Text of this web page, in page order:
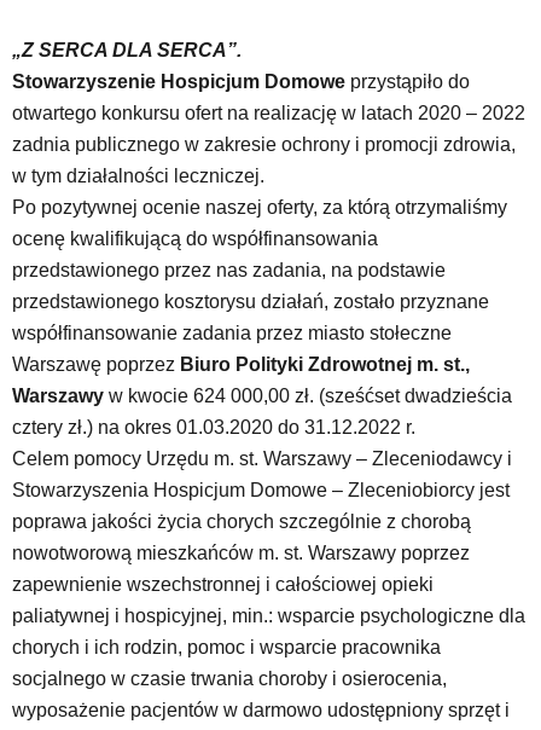
„Z SERCA DLA SERCA”.
Stowarzyszenie Hospicjum Domowe przystąpiło do
otwartego konkursu ofert na realizację w latach 2020 – 2022
zadnia publicznego w zakresie ochrony i promocji zdrowia,
w tym działalności leczniczej.
Po pozytywnej ocenie naszej oferty, za którą otrzymaliśmy
ocenę kwalifikującą do współfinansowania
przedstawionego przez nas zadania, na podstawie
przedstawionego kosztorysu działań, zostało przyznane
współfinansowanie zadania przez miasto stołeczne
Warszawę poprzez Biuro Polityki Zdrowotnej m. st.,
Warszawy w kwocie 624 000,00 zł. (sześćset dwadzieścia
cztery zł.) na okres 01.03.2020 do 31.12.2022 r.
Celem pomocy Urzędu m. st. Warszawy – Zleceniodawcy i
Stowarzyszenia Hospicjum Domowe – Zleceniobiorcy jest
poprawa jakości życia chorych szczególnie z chorobą
nowotworową mieszkańców m. st. Warszawy poprzez
zapewnienie wszechstronnej i całościowej opieki
paliatywnej i hospicyjnej, min.: wsparcie psychologiczne dla
chorych i ich rodzin, pomoc i wsparcie pracownika
socjalnego w czasie trwania choroby i osierocenia,
wyposażenie pacjentów w darmowo udostępniony sprzęt i